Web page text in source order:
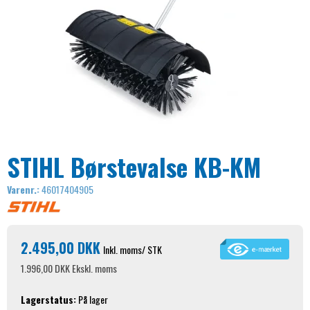
STIHL Børstevalse KB-KM
Varenr.:46017404905
2.495,00 DKK Inkl. moms/ STK
1.996,00 DKKEkskl. moms
Lagerstatus:På lager